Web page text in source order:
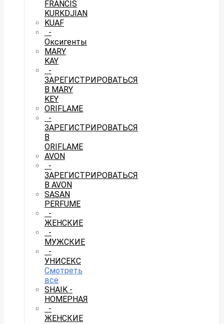
FRANCIS
KURKDJIAN
KUAF
-
Оксигенты
MARY
KAY
-
ЗАРЕГИСТРИРОВАТЬСЯ
В MARY
KEY
ORIFLAME
-
ЗАРЕГИСТРИРОВАТЬСЯ
В
ORIFLAME
AVON
-
ЗАРЕГИСТРИРОВАТЬСЯ
В AVON
SASAN
PERFUME
-
ЖЕНСКИЕ
-
МУЖСКИЕ
-
УНИСЕКС
Смотреть
все
SHAIK -
НОМЕРНАЯ
-
ЖЕНСКИЕ